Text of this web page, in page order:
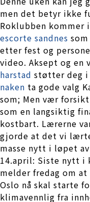
men det betyr ikke
Roklubben kommer
escorte sandnes
etter fest og
video. Aksept og en
harstad støtter deg i
naken ta gode valg
som; Men vær
som en langsiktig
kostbart. Lærerne
gjorde at det vi
masse nytt i løpet
14.april: Siste nytt i
melder fredag om
Oslo nå skal starte
klimavennlig fra